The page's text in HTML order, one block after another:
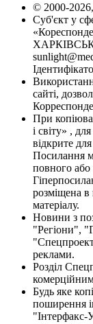
© 2000-
Суб'єкт у
сайті,
При
і світу» ,
відкрите
Посилання
повного або
розміщена в
матеріалу.
Новини з
"Регіони",
реклами.
Розділ
Будь яке
поширення
"Інтерфакс-